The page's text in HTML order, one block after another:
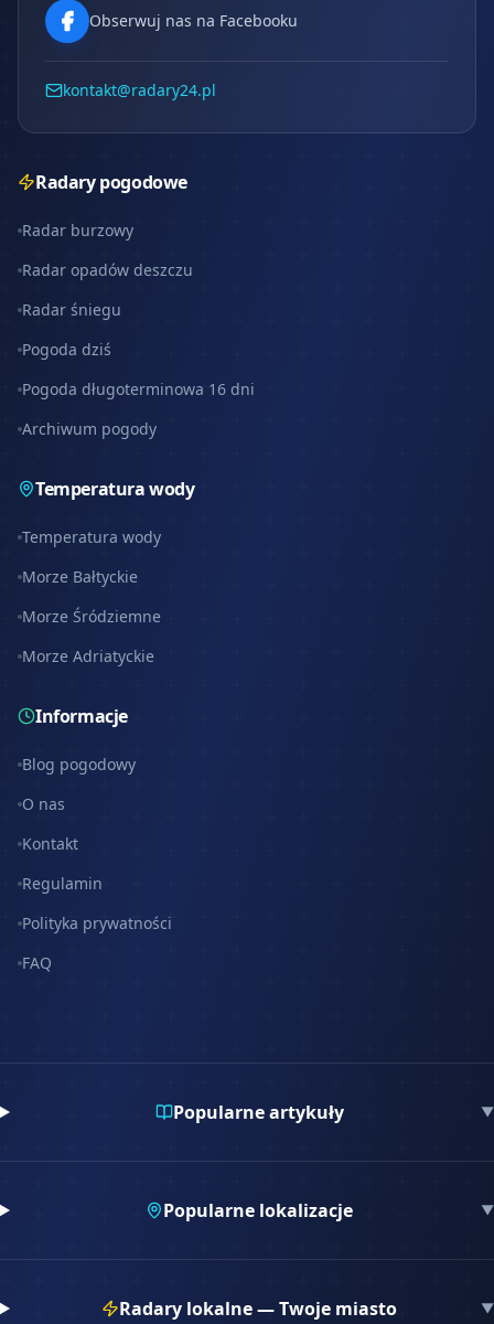
Obserwuj nas na Facebooku
kontakt@radary24.pl
Radary pogodowe
Radar burzowy
Radar opadów deszczu
Radar śniegu
Pogoda dziś
Pogoda długoterminowa 16 dni
Archiwum pogody
Temperatura wody
Temperatura wody
Morze Bałtyckie
Morze Śródziemne
Morze Adriatyckie
Informacje
Blog pogodowy
O nas
Kontakt
Regulamin
Polityka prywatności
FAQ
Popularne artykuły ▼
Popularne lokalizacje ▼
Radary lokalne — Twoje miasto ▼